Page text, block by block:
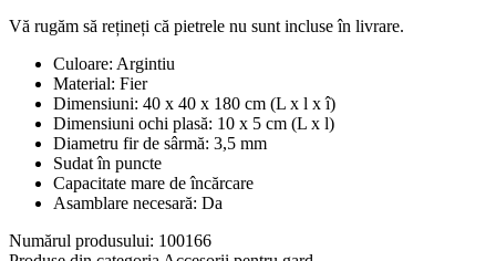
Vă rugăm să rețineți că pietrele nu sunt incluse în livrare.
Culoare: Argintiu
Material: Fier
Dimensiuni: 40 x 40 x 180 cm (L x l x î)
Dimensiuni ochi plasă: 10 x 5 cm (L x l)
Diametru fir de sârmă: 3,5 mm
Sudat în puncte
Capacitate mare de încărcare
Asamblare necesară: Da
Numărul produsului: 100166